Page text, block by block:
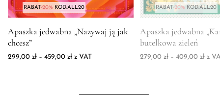
RABAT-20% KOD:ALL20
Apaszka jedwabna „Nazywaj ją jak
chcesz”
299,00 zł – 459,00 złZakres cen: od 299,00 zł do 459,00 zł
z VAT
RABAT -20% KOD:ALL20
Apaszka jedwabna
butelkowa zieleń
279,00 zł – 409,00 zł z